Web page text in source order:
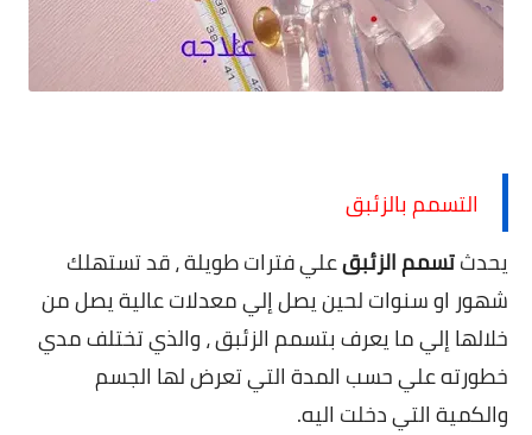
التسمم بالزئبق
يحدثتسمم الزئبقعلي فترات طويلة ، قد تستهلك
شهور او سنوات لحين يصل إلي معدلات عالية يصل من
خلالها إلي ما يعرف بتسمم الزئبق ، والذي تختلف مدي
خطورته علي حسب المدة التي تعرض لها الجسم
والكمية التي دخلت اليه.